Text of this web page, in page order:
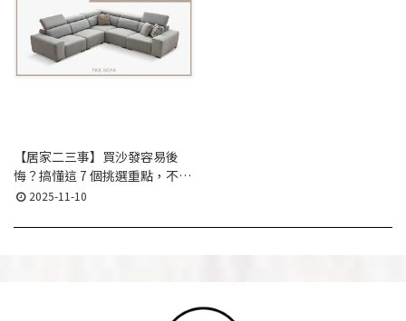
【居家二三事】買沙發容易後
悔？搞懂這 7 個挑選重點，不踩
雷才買得久｜YKS 沙發選購指南
2025-11-10